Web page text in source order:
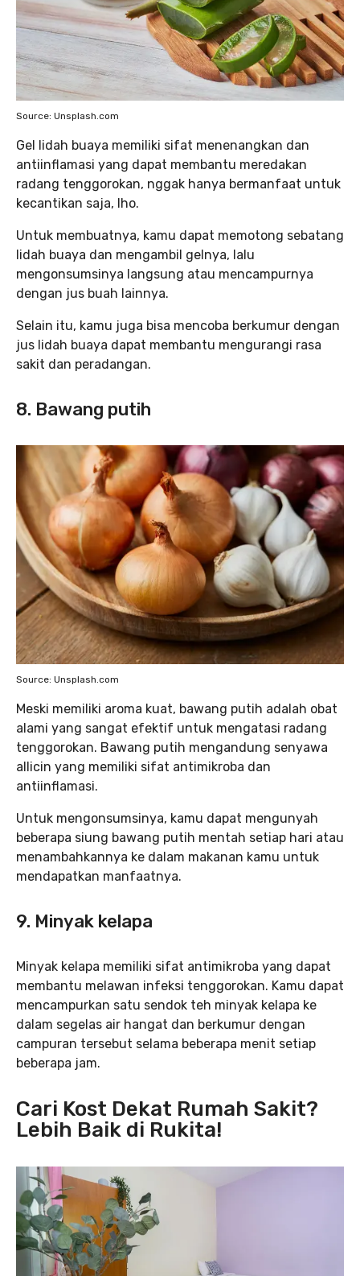
Source: Unsplash.com
Gel lidah buaya memiliki sifat menenangkan dan
antiinflamasi yang dapat membantu meredakan
radang tenggorokan, nggak hanya bermanfaat untuk
kecantikan saja, lho.
Untuk membuatnya, kamu dapat memotong sebatang
lidah buaya dan mengambil gelnya, lalu
mengonsumsinya langsung atau mencampurnya
dengan jus buah lainnya.
Selain itu, kamu juga bisa mencoba berkumur dengan
jus lidah buaya dapat membantu mengurangi rasa
sakit dan peradangan.
8. Bawang putih
Source: Unsplash.com
Meski memiliki aroma kuat, bawang putih adalah obat
alami yang sangat efektif untuk mengatasi radang
tenggorokan. Bawang putih mengandung senyawa
allicin yang memiliki sifat antimikroba dan
antiinflamasi.
Untuk mengonsumsinya, kamu dapat mengunyah
beberapa siung bawang putih mentah setiap hari atau
menambahkannya ke dalam makanan kamu untuk
mendapatkan manfaatnya.
9. Minyak kelapa
Minyak kelapa memiliki sifat antimikroba yang dapat
membantu melawan infeksi tenggorokan. Kamu dapat
mencampurkan satu sendok teh minyak kelapa ke
dalam segelas air hangat dan berkumur dengan
campuran tersebut selama beberapa menit setiap
beberapa jam.
Cari Kost Dekat Rumah Sakit?
Lebih Baik di Rukita!